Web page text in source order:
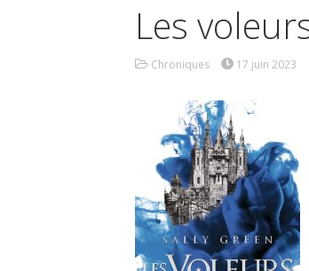
Les
Chroniques 17 juin 2023